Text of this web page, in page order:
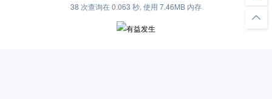
38 次查询在 0.063 秒, 使用 7.46MB 内存